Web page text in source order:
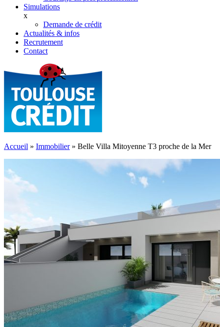
Simulations
x
Demande de crédit
Actualités & infos
Recrutement
Contact
Accueil » Immobilier» Belle Villa Mitoyenne T3 proche de la Mer